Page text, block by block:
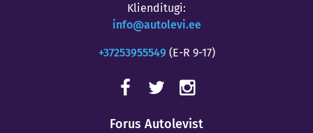
Klienditugi:
info@autolevi.ee
+37253955549 (E-R 9-17)
Forus Autolevist